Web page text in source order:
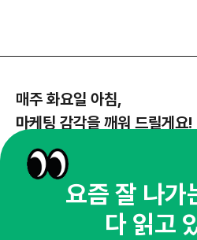
매주 화요일 아침,
마케팅 감각을 깨워 드릴게요!
뉴스레터 구독하기
요즘 잘 나가
다 읽고